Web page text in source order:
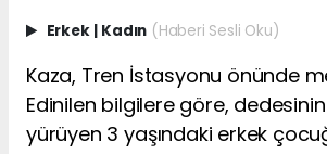
Erkek Kadın (Haberi Sesli Oku)
Kaza, Tren İstasyonu önünde
Edinilen bilgilere göre,
yürüyen 3 yaşındaki erkek